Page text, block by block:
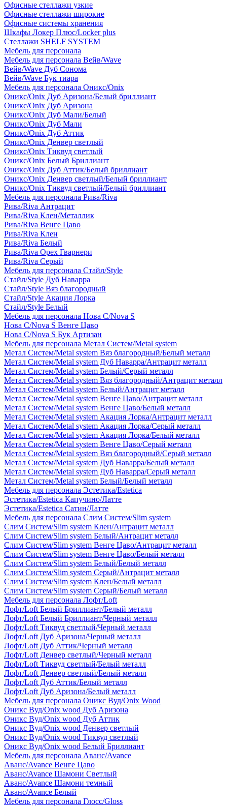
Офисные стеллажи узкие
Офисные стеллажи широкие
Офисные системы хранения
Шкафы Локер Плюс/Locker plus
Стеллажи SHELF SYSTEM
Мебель для персонала
Мебель для персонала Вейв/Wave
Вейв/Wave Дуб Сонома
Вейв/Wave Бук тиара
Мебель для персонала Оникс/Onix
Оникс/Onix Дуб Аризона/Белый бриллиант
Оникс/Onix Дуб Аризона
Оникс/Onix Дуб Мали/Белый
Оникс/Onix Дуб Мали
Оникс/Onix Дуб Аттик
Оникс/Onix Денвер светлый
Оникс/Onix Тиквуд светлый
Оникс/Onix Белый Бриллиант
Оникс/Onix Дуб Аттик/Белый бриллиант
Оникс/Onix Денвер светлый/Белый бриллиант
Оникс/Onix Тиквуд светлый/Белый бриллиант
Мебель для персонала Рива/Riva
Рива/Riva Антрацит
Рива/Riva Клен/Металлик
Рива/Riva Венге Цаво
Рива/Riva Клен
Рива/Riva Белый
Рива/Riva Орех Гварнери
Рива/Riva Серый
Мебель для персонала Стайл/Style
Стайл/Style Дуб Наварра
Стайл/Style Вяз благородный
Стайл/Style Акация Лорка
Стайл/Style Белый
Мебель для персонала Нова С/Nova S
Нова С/Nova S Венге Цаво
Нова С/Nova S Бук Артизан
Мебель для персонала Метал Систем/Metal system
Метал Систем/Metal system Вяз благородный/Белый металл
Метал Систем/Metal system Дуб Наварра/Антрацит металл
Метал Систем/Metal system Белый/Серый металл
Метал Систем/Metal system Вяз благородный/Антрацит металл
Метал Систем/Metal system Белый/Антрацит металл
Метал Систем/Metal system Венге Цаво/Антрацит металл
Метал Систем/Metal system Венге Цаво/Белый металл
Метал Систем/Metal system Акация Лорка/Антрацит металл
Метал Систем/Metal system Акация Лорка/Серый металл
Метал Систем/Metal system Акация Лорка/Белый металл
Метал Систем/Metal system Венге Цаво/Серый металл
Метал Систем/Metal system Вяз благородный/Серый металл
Метал Систем/Metal system Дуб Наварра/Белый металл
Метал Систем/Metal system Дуб Наварра/Серый металл
Метал Систем/Metal system Белый/Белый металл
Мебель для персонала Эстетика/Estetica
Эстетика/Estetica Капучино/Латте
Эстетика/Estetica Сатин/Латте
Мебель для персонала Слим Систем/Slim system
Слим Систем/Slim system Клен/Антрацит металл
Слим Систем/Slim system Белый/Антрацит металл
Слим Систем/Slim system Венге Цаво/Антрацит металл
Слим Систем/Slim system Венге Цаво/Белый металл
Слим Систем/Slim system Белый/Белый металл
Слим Систем/Slim system Серый/Антрацит металл
Слим Систем/Slim system Клен/Белый металл
Слим Систем/Slim system Серый/Белый металл
Мебель для персонала Лофт/Loft
Лофт/Loft Белый Бриллиант/Белый металл
Лофт/Loft Белый Бриллиант/Черный металл
Лофт/Loft Тиквуд светлый/Черный металл
Лофт/Loft Дуб Аризона/Черный металл
Лофт/Loft Дуб Аттик/Черный металл
Лофт/Loft Денвер светлый/Черный металл
Лофт/Loft Тиквуд светлый/Белый металл
Лофт/Loft Денвер светлый/Белый металл
Лофт/Loft Дуб Аттик/Белый металл
Лофт/Loft Дуб Аризона/Белый металл
Мебель для персонала Оникс Вуд/Onix Wood
Оникс Вуд/Onix wood Дуб Аризона
Оникс Вуд/Onix wood Дуб Аттик
Оникс Вуд/Onix wood Денвер светлый
Оникс Вуд/Onix wood Тиквуд светлый
Оникс Вуд/Onix wood Белый Бриллиант
Мебель для персонала Аванс/Avance
Аванс/Avance Венге Цаво
Аванс/Avance Шамони Светлый
Аванс/Avance Шамони темный
Аванс/Avance Белый
Мебель для персонала Глосс/Gloss